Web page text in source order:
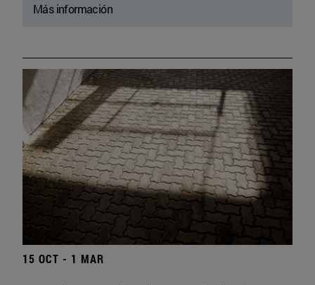
Más información
15 OCT - 1 MAR